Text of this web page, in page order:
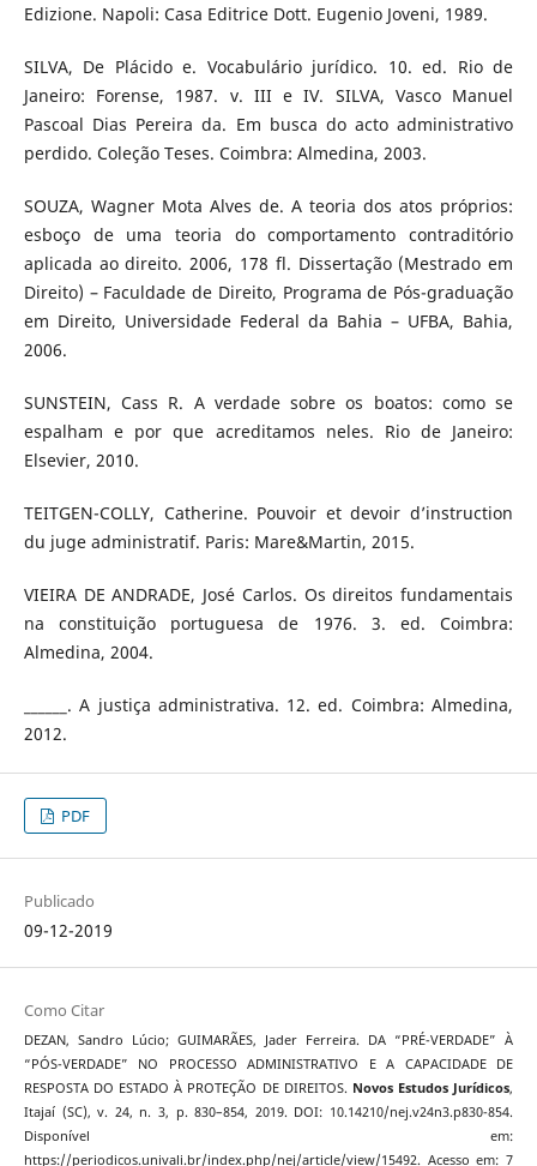
Edizione. Napoli: Casa Editrice Dott. Eugenio Joveni, 1989.
SILVA, De Plácido e. Vocabulário jurídico. 10. ed. Rio de
Janeiro: Forense, 1987. v. III e IV. SILVA, Vasco Manuel
Pascoal Dias Pereira da. Em busca do acto administrativo
perdido. Coleção Teses. Coimbra: Almedina, 2003.
SOUZA, Wagner Mota Alves de. A teoria dos atos próprios:
esboço de uma teoria do comportamento contraditório
aplicada ao direito. 2006, 178 fl. Dissertação (Mestrado em
Direito) – Faculdade de Direito, Programa de Pós-graduação
em Direito, Universidade Federal da Bahia – UFBA, Bahia,
2006.
SUNSTEIN, Cass R. A verdade sobre os boatos: como se
espalham e por que acreditamos neles. Rio de Janeiro:
Elsevier, 2010.
TEITGEN-COLLY, Catherine. Pouvoir et devoir d’instruction
du juge administratif. Paris: Mare&Martin, 2015.
VIEIRA DE ANDRADE, José Carlos. Os direitos fundamentais
na constituição portuguesa de 1976. 3. ed. Coimbra:
Almedina, 2004.
______. A justiça administrativa. 12. ed. Coimbra: Almedina,
2012.
PDF
Publicado
09-12-2019
Como Citar
DEZAN, Sandro Lúcio; GUIMARÃES, Jader Ferreira. DA “PRÉ-VERDADE” À
“PÓS-VERDADE” NO PROCESSO ADMINISTRATIVO E A CAPACIDADE DE
RESPOSTA DO ESTADO À PROTEÇÃO DE DIREITOS. Novos Estudos Jurí­dicos,
Itajaí­ (SC), v. 24, n. 3, p. 830–854, 2019. DOI: 10.14210/nej.v24n3.p830-854.
Disponível em:
https://periodicos.univali.br/index.php/nej/article/view/15492. Acesso em: 7